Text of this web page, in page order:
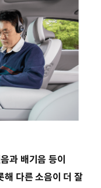
과 배기음 등이
해 다른 소음이 더 잘